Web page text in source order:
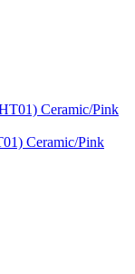
Ceramic/Pink